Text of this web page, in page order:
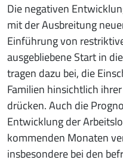
Die negativen
mit der Ausbreitung
Einführung von
ausgebliebene Start in
tragen dazu bei, die
Familien hinsichtlich
drücken. Auch die
Entwicklung der
kommenden Monaten
insbesondere bei den